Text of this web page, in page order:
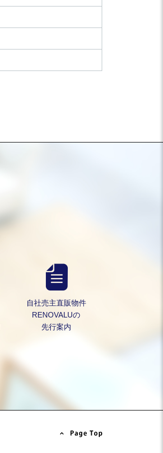
自社売主直販物件
RENOVALUの
先行案内